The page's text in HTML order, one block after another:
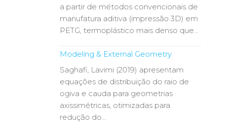
a partir de métodos convencionais de
manufatura aditiva (impressão 3D) em
PETG, termoplástico mais denso que…
Modeling & External Geometry
Saghafi, Lavimi (2019) apresentam
equações de distribuição do raio de
ogiva e cauda para geometrias
axissimétricas, otimizadas para
redução do…